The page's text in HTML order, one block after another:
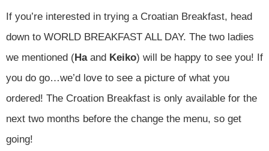
If you’re interested in trying a Croatian Breakfast, head
down to WORLD BREAKFAST ALL DAY. The two ladies
we mentioned (Haand Keiko) will be happy to see you! If
you do go…we’d love to see a picture of what you
ordered! The Croation Breakfast is only available for the
next two months before the change the menu, so get
going!